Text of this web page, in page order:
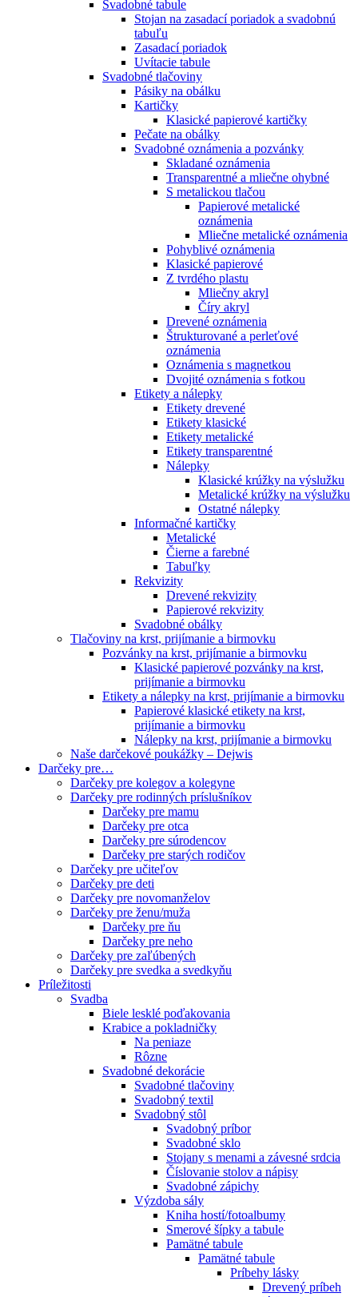
Svadobné tabule
Stojan na zasadací poriadok a svadobnú
tabuľu
Zasadací poriadok
Uvítacie tabule
Svadobné tlačoviny
Pásiky na obálku
Kartičky
Klasické papierové kartičky
Pečate na obálky
Svadobné oznámenia a pozvánky
Skladané oznámenia
Transparentné a mliečne ohybné
S metalickou tlačou
Papierové metalické
oznámenia
Mliečne metalické oznámenia
Pohyblivé oznámenia
Klasické papierové
Z tvrdého plastu
Mliečny akryl
Číry akryl
Drevené oznámenia
Štrukturované a perleťové
oznámenia
Oznámenia s magnetkou
Dvojité oznámenia s fotkou
Etikety a nálepky
Etikety drevené
Etikety klasické
Etikety metalické
Etikety transparentné
Nálepky
Klasické krúžky na výslužku
Metalické krúžky na výslužku
Ostatné nálepky
Informačné kartičky
Metalické
Čierne a farebné
Tabuľky
Rekvizity
Drevené rekvizity
Papierové rekvizity
Svadobné obálky
Tlačoviny na krst, prijímanie a birmovku
Pozvánky na krst, prijímanie a birmovku
Klasické papierové pozvánky na krst,
prijímanie a birmovku
Etikety a nálepky na krst, prijímanie a birmovku
Papierové klasické etikety na krst,
prijímanie a birmovku
Nálepky na krst, prijímanie a birmovku
Naše darčekové poukážky – Dejwis
Darčeky pre…
Darčeky pre kolegov a kolegyne
Darčeky pre rodinných príslušníkov
Darčeky pre mamu
Darčeky pre otca
Darčeky pre súrodencov
Darčeky pre starých rodičov
Darčeky pre učiteľov
Darčeky pre deti
Darčeky pre novomanželov
Darčeky pre ženu/muža
Darčeky pre ňu
Darčeky pre neho
Darčeky pre zaľúbených
Darčeky pre svedka a svedkyňu
Príležitosti
Svadba
Biele lesklé poďakovania
Krabice a pokladničky
Na peniaze
Rôzne
Svadobné dekorácie
Svadobné tlačoviny
Svadobný textil
Svadobný stôl
Svadobný príbor
Svadobné sklo
Stojany s menami a závesné srdcia
Číslovanie stolov a nápisy
Svadobné zápichy
Výzdoba sály
Kniha hostí/fotoalbumy
Smerové šípky a tabule
Pamätné tabule
Pamätné tabule
Príbehy lásky
Drevený príbeh